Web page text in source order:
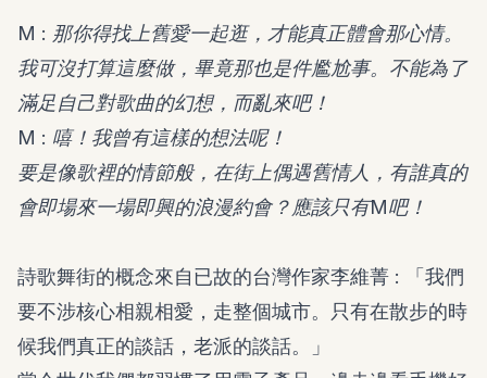
M : 那你得找上舊愛一起逛，才能真正體會那心情。
我可沒打算這麼做，畢竟那也是件尷尬事。不能為了
滿足自己對歌曲的幻想，而亂來吧！
M : 嘻！我曾有這樣的想法呢！
要是像歌裡的情節般，在街上偶遇舊情人，有誰真的
會即場來一場即興的浪漫約會？應該只有M吧！
詩歌舞街的概念來自已故的台灣作家李維菁 : 「我們
要不涉核心相親相愛，走整個城市。只有在散步的時
候我們真正的談話，老派的談話。」